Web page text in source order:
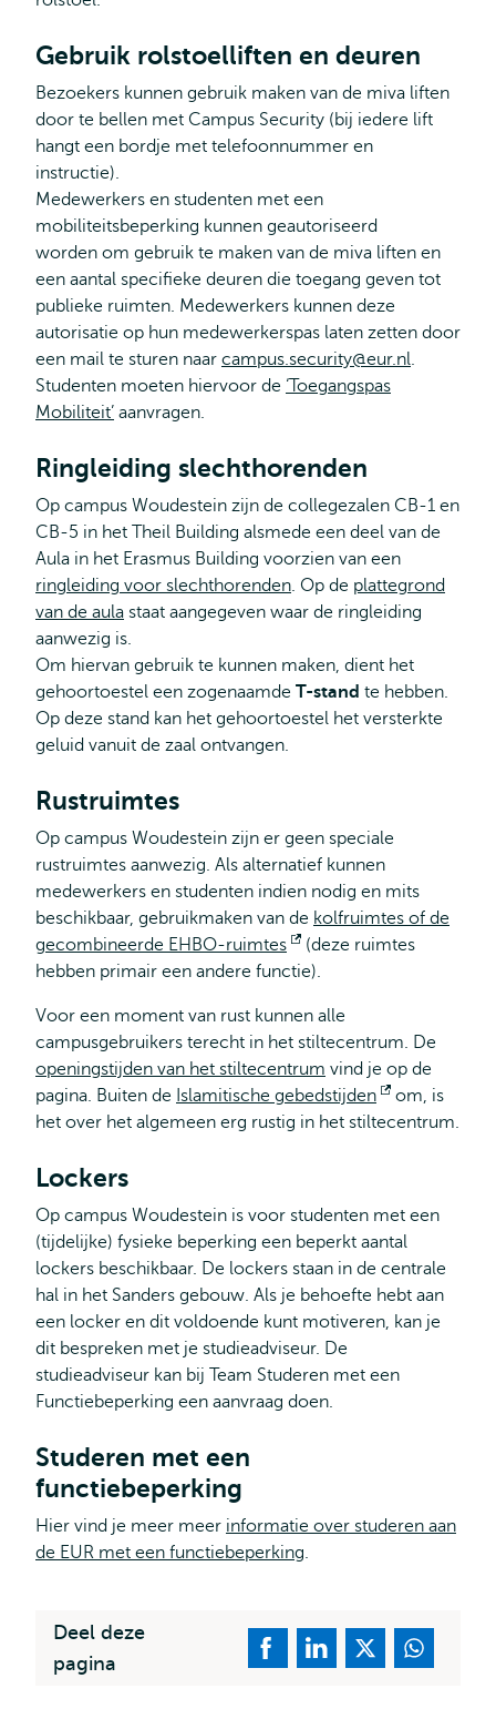
Gebruik rolstoelliften en deuren
Bezoekers kunnen gebruik maken van de miva liften
door te bellen met Campus Security (bij iedere lift
hangt een bordje met telefoonnummer en
instructie).
Medewerkers en studenten met een
mobiliteitsbeperking kunnen geautoriseerd
worden om gebruik te maken van de miva liften en
een aantal specifieke deuren die toegang geven tot
publieke ruimten. Medewerkers kunnen deze
autorisatie op hun medewerkerspas laten zetten door
een mail te sturen naar campus.security@eur.nl.
Studenten moeten hiervoor de ‘Toegangspas
Mobiliteit’ aanvragen.
Ringleiding slechthorenden
Op campus Woudestein zijn de collegezalen CB-1 en
CB-5 in het Theil Building alsmede een deel van de
Aula in het Erasmus Building voorzien van een
ringleiding voor slechthorenden. Op de plattegrond
van de aula staat aangegeven waar de ringleiding
aanwezig is.
Om hiervan gebruik te kunnen maken, dient het
gehoortoestel een zogenaamde T-stand te hebben.
Op deze stand kan het gehoortoestel het versterkte
geluid vanuit de zaal ontvangen.
Rustruimtes
Op campus Woudestein zijn er geen speciale
rustruimtes aanwezig. Als alternatief kunnen
medewerkers en studenten indien nodig en mits
beschikbaar, gebruikmaken van de kolfruimtes of de
gecombineerde EHBO-ruimtes
Opent
extern
(deze ruimtes
hebben primair een andere functie).
Voor een moment van rust kunnen alle
campusgebruikers terecht in het stiltecentrum. De
openingstijden van het stiltecentrum vind je op de
pagina. Buiten de Islamitische gebedstijden
Opent
extern
om, is
het over het algemeen erg rustig in het stiltecentrum.
Lockers
Op campus Woudestein is voor studenten met een
(tijdelijke) fysieke beperking een beperkt aantal
lockers beschikbaar. De lockers staan in de centrale
hal in het Sanders gebouw. Als je behoefte hebt aan
een locker en dit voldoende kunt motiveren, kan je
dit bespreken met je studieadviseur. De
studieadviseur kan bij Team Studeren met een
Functiebeperking een aanvraag doen.
Studeren met een
functiebeperking
Hier vind je meer meer informatie over studeren aan
de EUR met een functiebeperking.
Deel deze
pagina